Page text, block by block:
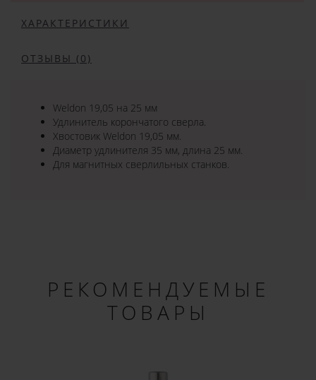
ХАРАКТЕРИСТИКИ
ОТЗЫВЫ (0)
Weldon 19,05 на 25 мм
Удлинитель корончатого сверла.
Хвостовик Weldon 19,05 мм.
Диаметр удлинителя 35 мм, длина 25 мм.
Для магнитных сверлильных станков.
РЕКОМЕНДУЕМЫЕ
ТОВАРЫ